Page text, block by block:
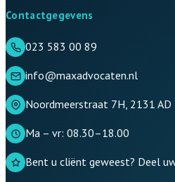
Contactgegevens
023 583 00 89
info@maxadvocaten.nl
Noordmeerstraat 7H, 2131
Ma – vr: 08.30–18.00
Bent u cliënt geweest? Deel